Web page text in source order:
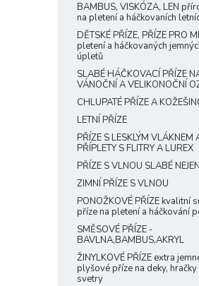
BAMBUS, VISKÓZA, LEN
na pletení a háčkovaních
DĚTSKÉ PŘÍZE, PŘÍZE PRO
pletení a háčkovaných
úpletů
SLABÉ HÁČKOVACÍ PŘÍZE
VÁNOČNÍ A VELIKONOČNÍ
CHLUPATÉ PŘÍZE A
LETNÍ PŘÍZE
PŘÍZE S LESKLÝM VLÁKNEM
PŘÍPLETY S FLITRY A LUREX
PŘÍZE S VLNOU SLABÉ
ZIMNÍ PŘÍZE S VLNOU
PONOŽKOVÉ PŘÍZE kvalitní
příze na pletení a háčkování
SMĚSOVÉ PŘÍZE -
BAVLNA,BAMBUS,AKRYL
ŽINYLKOVÉ PŘÍZE extra
plyšové příze na deky,
svetry